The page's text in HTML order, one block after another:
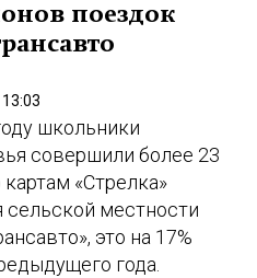
поездок
школьники
совершили более 23
«Стрелка»
сельской местности
это на 17%
года.